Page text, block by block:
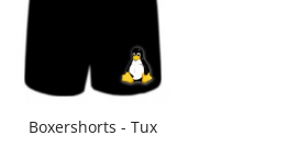
Boxershorts - Tux